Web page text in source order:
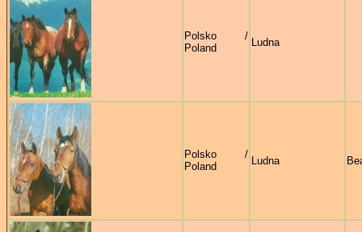
Polsko /
Poland
Ludna
Polsko /
Poland
Ludna